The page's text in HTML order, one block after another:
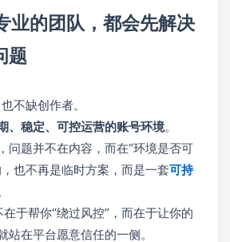
业的团队，都会先解决
题
不缺创作者。
、稳定、可控运营的账号环境。
问题并不在内容，而在“环境是否可
也不再是临时方案，而是一套可持
于帮你“绕过风控”，而在于让你的
站在平台愿意信任的一侧。